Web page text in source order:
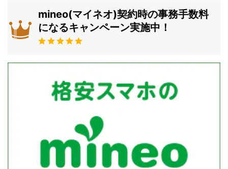
mineo(マイネオ)契約時の事務手数料
になるキャンペーン実施中！